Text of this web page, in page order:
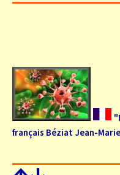
français Béziat Jean-Marie